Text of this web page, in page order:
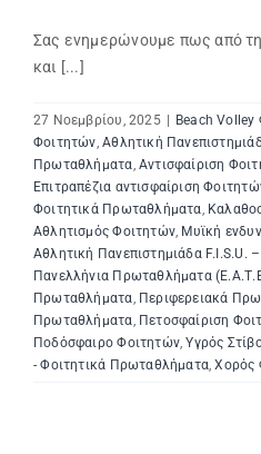
for:
Σας ενημερώνουμε πως από
και [...]
27 Νοεμβρίου, 2025 Beach Volley
Φοιτητών,Αθλητική
Πρωταθλήματα, Αντισφαίριση
Επιτραπέζια αντισφαίριση
Φοιτητικά Πρωταθλήματα,
Αθλητισμός Φοιτητών, Μυϊκή
Αθλητική Πανεπιστημιάδα F.I.S.U.
Πανελλήνια Πρωταθλήματα
Πρωταθλήματα, Περιφερειακά
Πρωταθλήματα, Πετοσφαίριση
Ποδόσφαιρο Φοιτητών,Υγρός
- Φοιτητικά Πρωταθλήματα,Χορός